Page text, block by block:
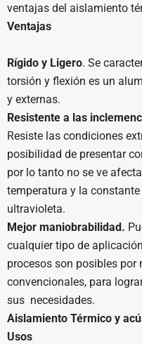
ventajas del aislamiento
Ventajas
Rígido y Ligero. Se
torsión y flexión es un
y externas.
Resistente a las
Resiste las condiciones
posibilidad de presentar
por lo tanto no se ve
temperatura y la
ultravioleta.
Mejor maniobrabilidad.
cualquier tipo de
procesos son posibles por
convencionales, para
sus necesidades.
Aislamiento Térmico y
Usos